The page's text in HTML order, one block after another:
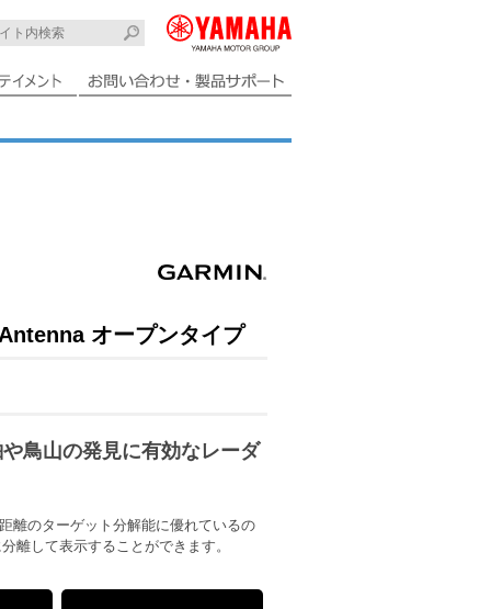
オープンタイプ
鳥山の発見に有効なレーダ
離のターゲット分解能に優れているの
離して表示することができます。